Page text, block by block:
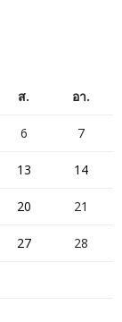
ส. อา.
6 7
13 14
20 21
27 28